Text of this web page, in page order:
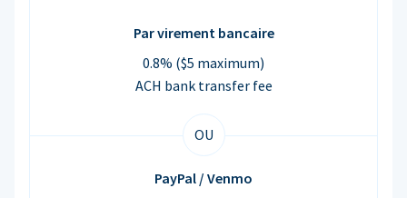
Par virement bancaire
0.8% ($5 maximum)
ACH bank transfer fee
OU
PayPal / Venmo